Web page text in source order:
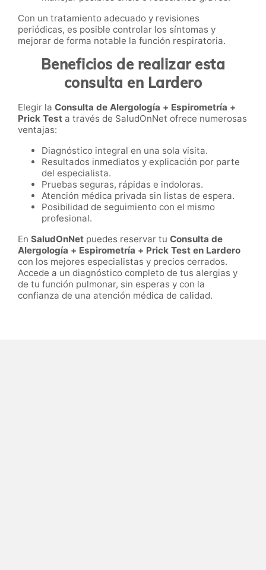
Con un tratamiento adecuado y revisiones
periódicas, es posible controlar los síntomas y
mejorar de forma notable la función respiratoria.
Beneficios de realizar esta
consulta en Lardero
Elegir la Consulta de Alergología + Espirometría +
Prick Test a través de SaludOnNet ofrece numerosas
ventajas:
Diagnóstico integral en una sola visita.
Resultados inmediatos y explicación por parte
del especialista.
Pruebas seguras, rápidas e indoloras.
Atención médica privada sin listas de espera.
Posibilidad de seguimiento con el mismo
profesional.
En SaludOnNet puedes reservar tu Consulta de
Alergología + Espirometría + Prick Test en Lardero
con los mejores especialistas y precios cerrados.
Accede a un diagnóstico completo de tus alergias y
de tu función pulmonar, sin esperas y con la
confianza de una atención médica de calidad.